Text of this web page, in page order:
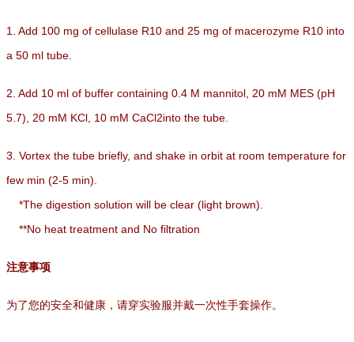
1. Add 100 mg of cellulase R10 and 25 mg of macerozyme R10 into
a 50 ml tube.
2. Add 10 ml of buffer containing 0.4 M mannitol, 20 mM MES (pH
5.7), 20 mM KCl, 10 mM CaCl2into the tube.
3. Vortex the tube briefly, and shake in orbit at room temperature for
few min (2-5 min).
*The digestion solution will be clear (light brown).
**No heat treatment and No filtration
注意事项
为了您的安全和健康，请穿实验服并戴一次性手套操作。